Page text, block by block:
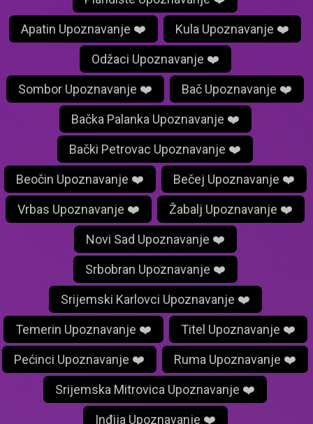
Apatin Upoznavanje ❤️ Kula Upoznavanje ❤️
Odžaci Upoznavanje ❤️
Sombor Upoznavanje ❤️ Bač Upoznavanje ❤️
Bačka Palanka Upoznavanje ❤️
Bački Petrovac Upoznavanje ❤️
Beočin Upoznavanje ❤️ Bečej Upoznavanje ❤️
Vrbas Upoznavanje ❤️ Žabalj Upoznavanje ❤️
Novi Sad Upoznavanje ❤️
Srbobran Upoznavanje ❤️
Srijemski Karlovci Upoznavanje ❤️
Temerin Upoznavanje ❤️ Titel Upoznavanje ❤️
Pećinci Upoznavanje ❤️ Ruma Upoznavanje ❤️
Srijemska Mitrovica Upoznavanje ❤️
Inđija Upoznavanje ❤️